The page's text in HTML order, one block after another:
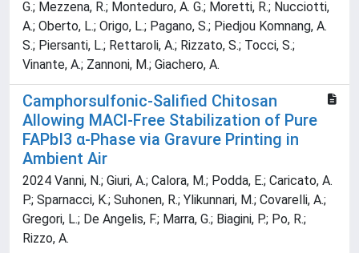
G.; Mezzena, R.; Monteduro, A. G.; Moretti, R.; Nucciotti,
A.; Oberto, L.; Origo, L.; Pagano, S.; Piedjou Komnang, A.
S.; Piersanti, L.; Rettaroli, A.; Rizzato, S.; Tocci, S.;
Vinante, A.; Zannoni, M.; Giachero, A.
Camphorsulfonic-Salified Chitosan
Allowing MACl-Free Stabilization of Pure
FAPbI3 α-Phase via Gravure Printing in
Ambient Air
2024 Vanni, N.; Giuri, A.; Calora, M.; Podda, E.; Caricato, A.
P.; Sparnacci, K.; Suhonen, R.; Ylikunnari, M.; Covarelli, A.;
Gregori, L.; De Angelis, F.; Marra, G.; Biagini, P.; Po, R.;
Rizzo, A.